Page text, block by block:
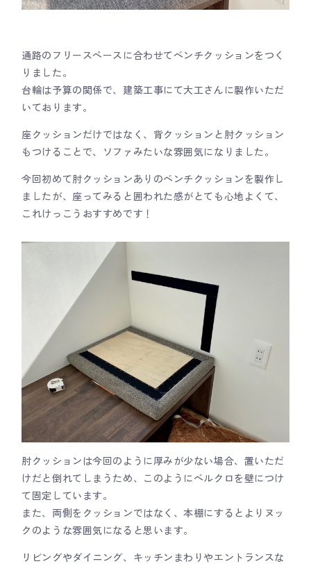
通路のフリースペースに合わせてベンチクッションをつく
りました。
台輪は予算の関係で、建築工事にて大工さんに製作いただ
いております。
座クッションだけではなく、背クッションと肘クッション
もつけることで、ソファみたいな雰囲気になりました。
今回初めて肘クッションありのベンチクッションを製作し
ましたが、座ってみると囲われた感がとても心地よくて、
これけっこうおすすめです！
肘クッションは今回のように厚みが少ない場合、置いただ
けだと倒れてしまうため、このようにベルクロを壁につけ
て固定しています。
また、両側をクッションではなく、本棚にするとよりヌッ
クのような雰囲気になると思います。
リビングやダイニング、キッチンまわりやエントランスな